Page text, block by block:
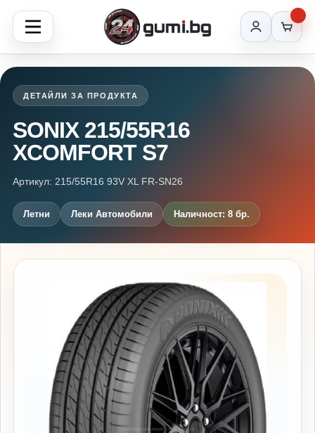
ДЕТАЙЛИ ЗА ПРОДУКТА
SONIX 215/55R16
XCOMFORT S7
Артикул: 215/55R16 93V XL FR-SN26
Летни Леки Автомобили Наличност: 8 бр.